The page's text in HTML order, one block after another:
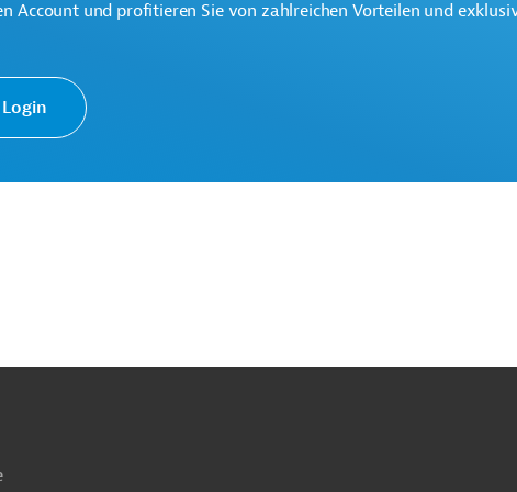
Nahverkehr (ÖPNV)
Energiespeicherung, Batterien
Account und profitieren Sie von zahlreichen Vorteilen und